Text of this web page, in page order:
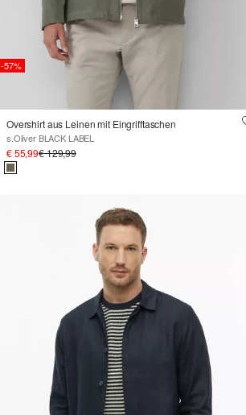
-57%
Overshirt aus Leinen mit Eingrifftaschen
s.Oliver BLACK LABEL
€ 55,99€ 129,99